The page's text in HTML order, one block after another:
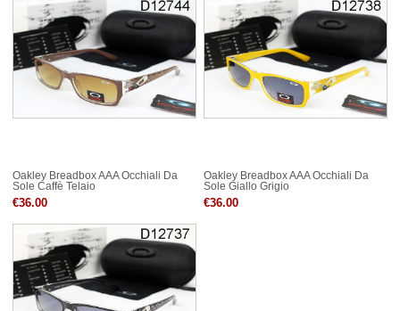
Oakley Breadbox AAA Occhiali Da
Sole Caffè Telaio
€36.00
Oakley Breadbox AAA Occhiali Da
Sole Giallo Grigio
€36.00